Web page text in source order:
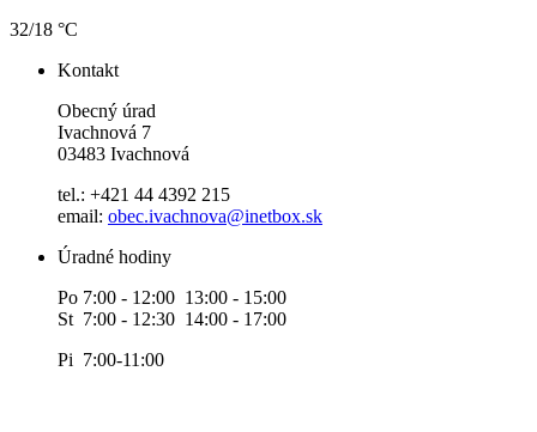
32/18 °C
Kontakt
Obecný úrad
Ivachnová 7
03483 Ivachnová
tel.: +421 44 4392 215
email: obec.ivachnova@inetbox.sk
Úradné hodiny
Po 7:00 - 12:00 13:00 - 15:00
St 7:00 - 12:30 14:00 - 17:00
Pi 7:00-11:00